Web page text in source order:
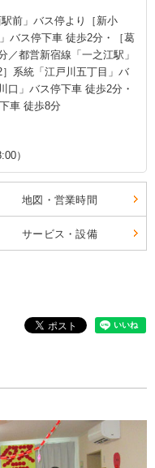
前」バス停より［新小
バス停下車 徒歩2分・［葛
／都営新宿線「一之江駅」
系統「江戸川五丁目」バ
口」バス停下車 徒歩2分・
車 徒歩8分
）
地図・営業時間
サービス・設備